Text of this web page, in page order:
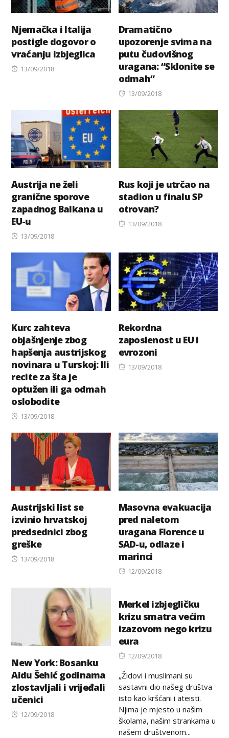
Njemačka i Italija
postigle dogovor o
vraćanju izbjeglica
Posted
13/09/2018
Dramatično
upozorenje svima na
putu čudovišnog
uragana: “Sklonite se
odmah”
Posted
13/09/2018
Austrija ne želi
granične sporove
zapadnog Balkana u
EU-u
Posted
13/09/2018
Rus koji je utrčao na
stadion u finalu SP
otrovan?
Posted
13/09/2018
Kurc zahteva
objašnjenje zbog
hapšenja austrijskog
novinara u Turskoj: Ili
recite za šta je
optužen ili ga odmah
oslobodite
Posted
13/09/2018
Rekordna
zaposlenost u EU i
evrozoni
Posted
13/09/2018
Austrijski list se
izvinio hrvatskoj
predsednici zbog
greške
Posted
13/09/2018
Masovna evakuacija
pred naletom
uragana Florence u
SAD-u, odlaze i
marinci
Posted
12/09/2018
New York: Bosanku
Aidu Šehić godinama
zlostavljali i vrijeđali
učenici
Posted
12/09/2018
Merkel izbjegličku
krizu smatra većim
izazovom nego krizu
eura
Posted
12/09/2018
„Židovi i muslimani su
sastavni dio našeg društva
isto kao kršćani i ateisti.
Njima je mjesto u našim
školama, našim strankama u
našem društvenom...